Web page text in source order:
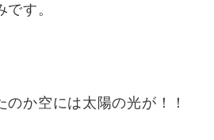
す。
のか空には太陽の光が！！